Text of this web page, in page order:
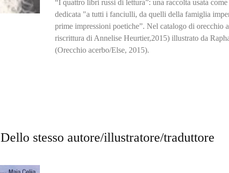
“I quattro libri russi di lettura”: una raccolta usata
dedicata "a tutti i fanciulli, da quelli della famiglia
prime impressioni poetiche”. Nel catalogo di orecchio
riscrittura di Annelise Heurtier,2015) illustrato da
(Orecchio acerbo/Else, 2015).
Dello stesso autore/illustratore/traduttore